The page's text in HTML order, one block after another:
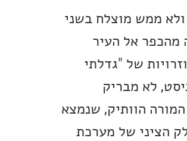
ולא ממש מוצלח בשני
מהכפר אל העיר
של "גדלתי
לא מבריק
הוותיק, שנמצא
הציני של מערכת